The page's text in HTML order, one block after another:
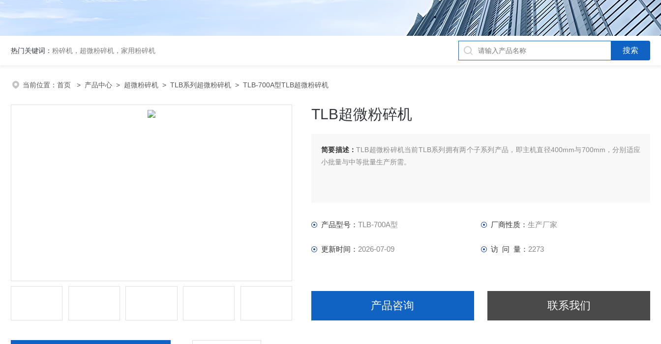
热门关键词： 粉碎机，超微粉碎机，家用粉碎机
当前位置： 首页 > 产品中心 > 超微粉碎机 > TLB系列超微粉碎机 > TLB-700A型TLB超微粉碎机
TLB超微粉碎机
简要描述：TLB超微粉碎机当前TLB系列拥有两个子系列产品，即主机直径400mm与700mm，分别适应
小批量与中等批量生产所需。
产品型号： TLB-700A型 厂商性质： 生产厂家
更新时间： 2026-07-09 访 问 量： 2273
产品咨询 联系我们